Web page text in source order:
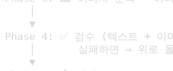
    ▼
Phase 4: ✅ 검수 (텍스트 + 이
│       실패하면 → 위로
    ▼